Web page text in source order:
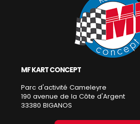
MF KART CONCEPT
Parc d'activité Cameleyre
190 avenue de la Côte d'Argent
33380 BIGANOS